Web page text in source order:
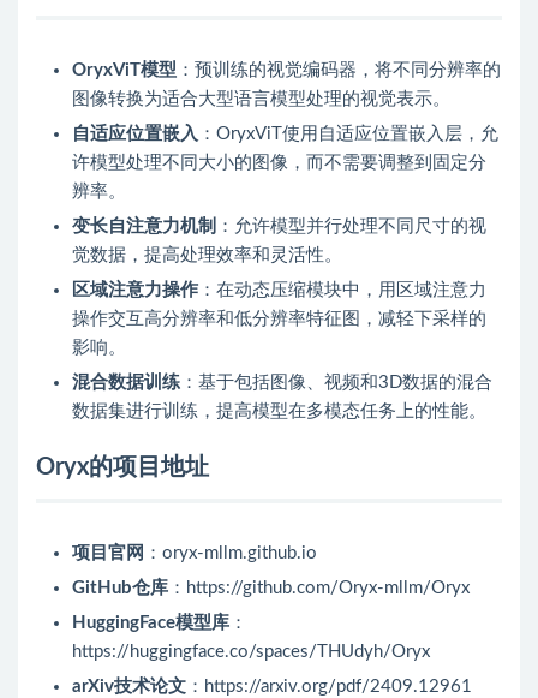
OryxViT模型 ：预训练的视觉编码器，将不同分辨率的
图像转换为适合大型语言模型处理的视觉表示。
自适应位置嵌入 ：OryxViT使用自适应位置嵌入层，允
许模型处理不同大小的图像，而不需要调整到固定分
辨率。
变长自注意力机制 ：允许模型并行处理不同尺寸的视
觉数据，提高处理效率和灵活性。
区域注意力操作 ：在动态压缩模块中，用区域注意力
操作交互高分辨率和低分辨率特征图，减轻下采样的
影响。
混合数据训练 ：基于包括图像、视频和3D数据的混合
数据集进行训练，提高模型在多模态任务上的性能。
Oryx的项目地址
项目官网 ：oryx-mllm.github.io
GitHub仓库 ：https://github.com/Oryx-mllm/Oryx
HuggingFace模型库 ：
https://huggingface.co/spaces/THUdyh/Oryx
arXiv技术论文 ：https://arxiv.org/pdf/2409.12961